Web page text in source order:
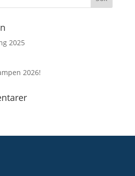
2025
2026!